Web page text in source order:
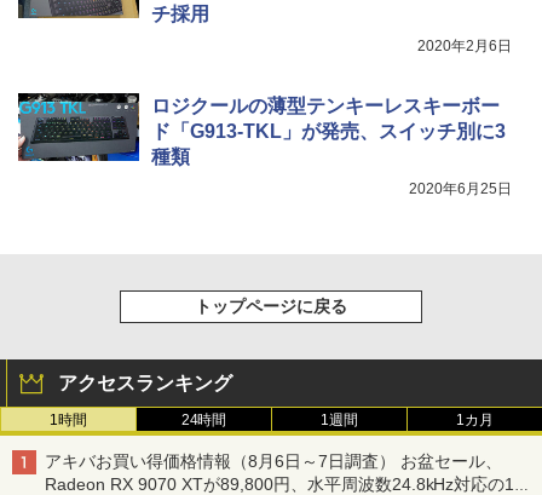
チ採用
2020年2月6日
ロジクールの薄型テンキーレスキーボー
ド「G913-TKL」が発売、スイッチ別に3
種類
2020年6月25日
トップページに戻る
アクセスランキング
1時間 24時間 1週間 1カ月
アキバお買い得価格情報（8月6日～7日調査） お盆セール、
Radeon RX 9070 XTが89,800円、水平周波数24.8kHz対応の17